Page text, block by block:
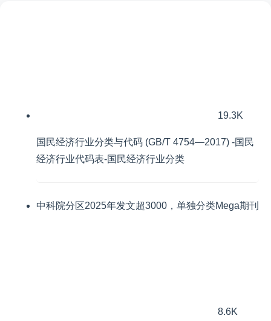
19.3K
国民经济行业分类与代码 (GB/T 4754—2017) -国民
经济行业代码表-国民经济行业分类
中科院分区2025年发文超3000，单独分类Mega期刊
8.6K